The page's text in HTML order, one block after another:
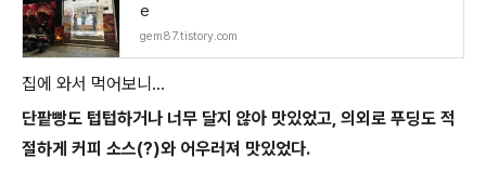
e
gem87.tistory.com
집에 와서 먹어보니...
단팥빵도 텁텁하거나 너무 달지 않아 맛있었고, 의외로 푸딩도 적
절하게 커피 소스(?)와 어우러져 맛있었다.